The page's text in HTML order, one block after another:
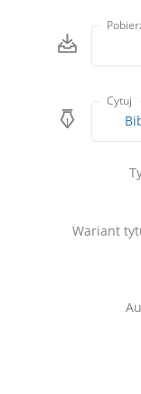
Cytuj
Wariant